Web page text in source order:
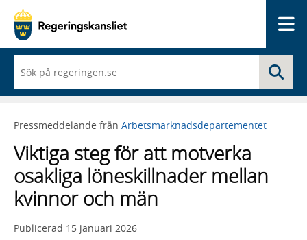
du
börjar
skriva
framträder
lista
med
sökförslag
Pressmeddelande från Arbetsmarknadsdepartementet
Viktiga steg för att motverka
osakliga löneskillnader mellan
kvinnor och män
Publicerad 15 januari 2026